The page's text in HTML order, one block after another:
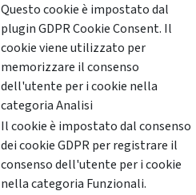
Questo cookie è impostato dal
plugin GDPR Cookie Consent. Il
cookie viene utilizzato per
memorizzare il consenso
dell'utente per i cookie nella
categoria Analisi
Il cookie è impostato dal consenso
dei cookie GDPR per registrare il
consenso dell'utente per i cookie
nella categoria Funzionali.